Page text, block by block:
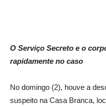
O Serviço Secreto e o
rapidamente no caso
No domingo (2), houve a
suspeito na Casa Branca,